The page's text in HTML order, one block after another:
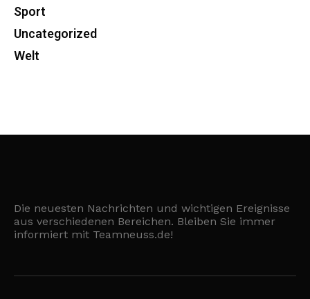
Sport
Uncategorized
Welt
Die neuesten Nachrichten und wichtigen Ereignisse
aus verschiedenen Bereichen. Bleiben Sie immer
informiert mit Teamneuss.de!